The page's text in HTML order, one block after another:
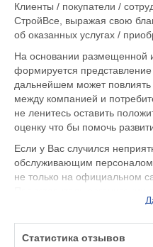
Клиенты / покупатели /
СтройВсе, выражая свою
об оказанных услугах /
На основании размещенной
формируется
дальнейшем может
между компанией и
не ленитесь оставить
оценку что бы помочь
Если у Вас случился
обслуживающим
не только на официальном
меры по улучшению
СтройВсе находится по
1Б, вы можете поделиться
Статистика отзывов